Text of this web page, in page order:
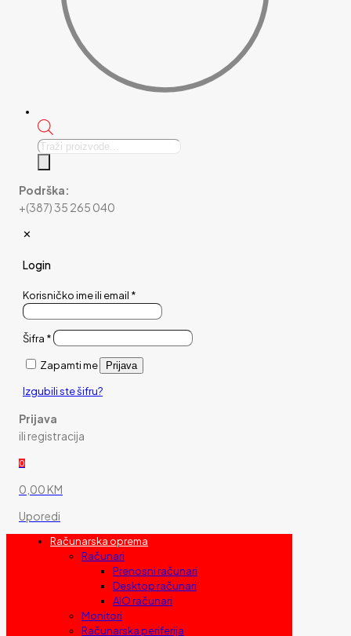
Products
Podrška:
+(387) 35 265 040
✕
Login
Korisničko ime ili email *
Šifra *
Zapamti me Prijava
Izgubili ste šifru?
Prijava
ili registracija
0
0,00 KM
Uporedi
Računarska oprema
Računari
Prenosni računari
Desktop računari
AIO računari
Monitori
Računarska periferija